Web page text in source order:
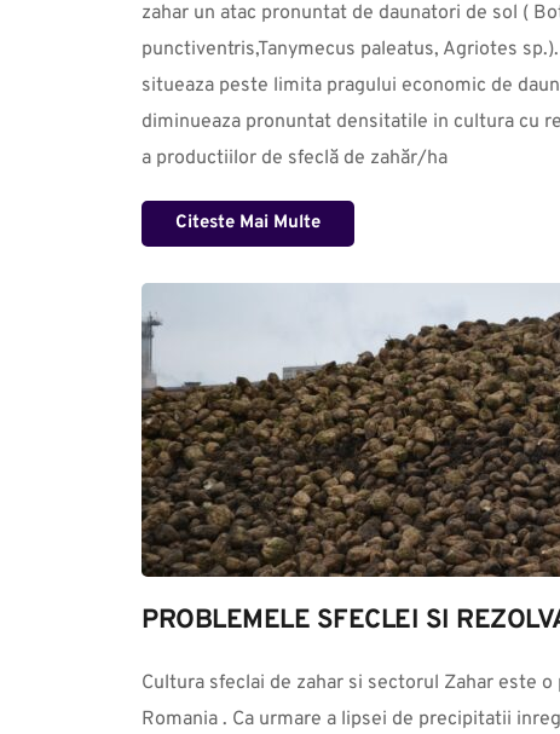
zahar un atac pronuntat de daunatori de sol (
punctiventris,Tanymecus paleatus, Agriotes
situeaza peste limita pragului economic de
diminueaza pronuntat densitatile in cultura cu
a productiilor de sfeclă de zahăr/ha
Citeste Mai Multe
PROBLEMELE SFECLEI SI
Cultura sfeclai de zahar si sectorul Zahar este
Romania . Ca urmare a lipsei de precipitatii